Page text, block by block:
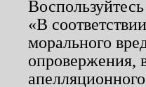
«В
морального
опровержения,